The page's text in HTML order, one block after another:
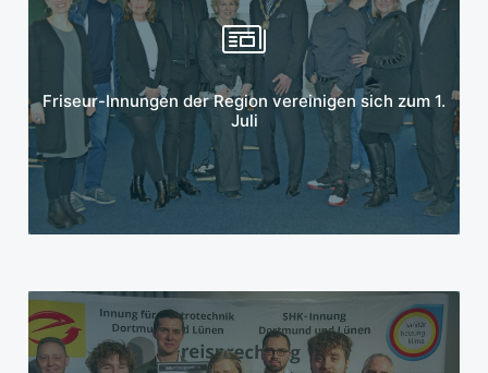
Friseur-Innungen der Region vereinigen sich zum 1.
Juli
Mehr erfahren